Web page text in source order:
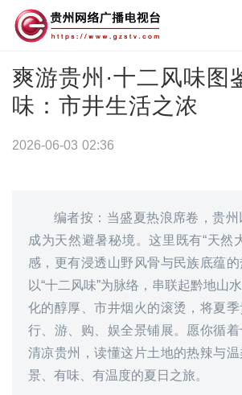
爽游贵州·十二风味图
味：市井生活之浓
2026-06-03 02:36
编者按：当盛夏热浪席卷，贵
成为天然避暑秘境。这里既有“天然
感，更有浸透山野风骨与民族底蕴
以“十二风味”为脉络，串联起黔地山
化的醇厚、市井烟火的滚烫，将夏季
行、游、购、娱全景铺展。愿你循
清凉贵州，读懂这片土地的热辣与
景、有味、有温度的夏日之旅。